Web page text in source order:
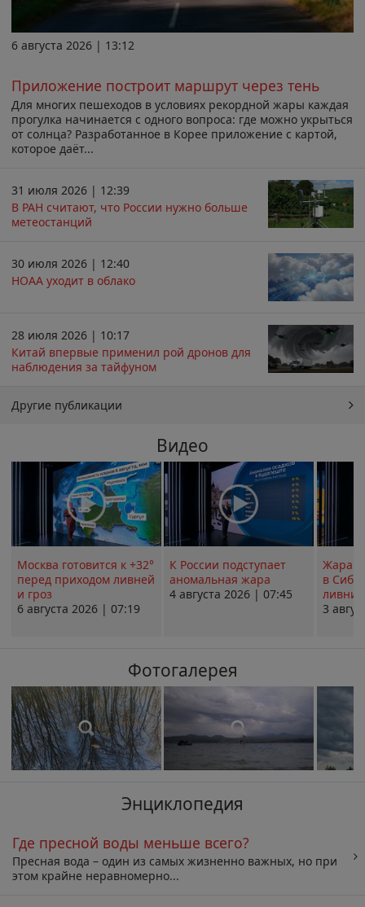
6 августа 2026 | 13:12
Приложение построит маршрут через тень
Для многих пешеходов в условиях рекордной жары каждая
прогулка начинается с одного вопроса: где можно укрыться
от солнца? Разработанное в Корее приложение с картой,
которое даёт...
31 июля 2026 | 12:39
В РАН считают, что России нужно больше
метеостанций
30 июля 2026 | 12:40
НОАА уходит в облако
28 июля 2026 | 10:17
Китай впервые применил рой дронов для
наблюдения за тайфуном
Другие публикации
Видео
Москва готовится к +32°
перед приходом ливней
и гроз
6 августа 2026 | 07:19
К России подступает
аномальная жара
4 августа 2026 | 07:45
Жара в
в
ливни
3
Фотогалерея
Энциклопедия
Где пресной воды меньше всего?
Пресная вода – один из самых жизненно важных, но при
этом крайне неравномерно...